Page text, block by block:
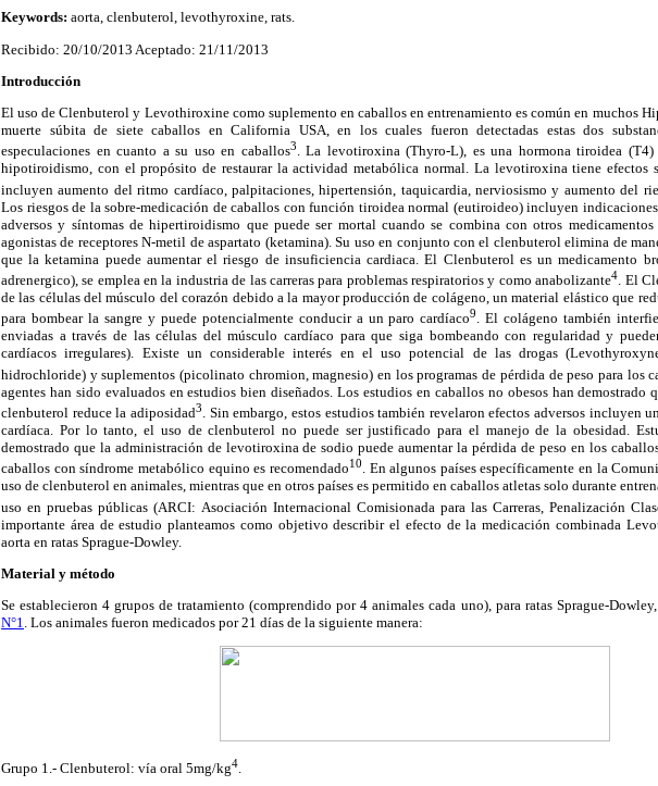
Keywords: aorta, clenbuterol, levothyroxine, rats.
Recibido: 20/10/2013 Aceptado: 21/11/2013
Introducción
El uso de Clenbuterol y Levothiroxine como suplemento en caballos en entrenamiento es común en muchos
muerte súbita de siete caballos en California USA, en los cuales fueron detectadas estas dos
especulaciones en cuanto a su uso en caballos3. La levotiroxina (Thyro-L), es una hormona tiroidea
hipotiroidismo, con el propósito de restaurar la actividad metabólica normal. La levotiroxina tiene efectos
incluyen aumento del ritmo cardíaco, palpitaciones, hipertensión, taquicardia, nerviosismo y aumento del
Los riesgos de la sobre-medicación de caballos con función tiroidea normal (eutiroideo) incluyen
adversos y síntomas de hipertiroidismo que puede ser mortal cuando se combina con otros
agonistas de receptores N-metil de aspartato (ketamina). Su uso en conjunto con el clenbuterol elimina de
que la ketamina puede aumentar el riesgo de insuficiencia cardiaca. El Clenbuterol es un medicamento
adrenergico), se emplea en la industria de las carreras para problemas respiratorios y como anabolizante4 . El
de las células del músculo del corazón debido a la mayor producción de colágeno, un material elástico que
para bombear la sangre y puede potencialmente conducir a un paro cardíaco9. El colágeno también
enviadas a través de las células del músculo cardíaco para que siga bombeando con regularidad y
cardíacos irregulares). Existe un considerable interés en el uso potencial de las drogas
hidrochloride) y suplementos (picolinato chromion, magnesio) en los programas de pérdida de peso para los
agentes han sido evaluados en estudios bien diseñados. Los estudios en caballos no obesos han demostrado
clenbuterol reduce la adiposidad3
. Sin embargo, estos estudios también revelaron efectos adversos incluyen
cardíaca. Por lo tanto, el uso de clenbuterol no puede ser justificado para el manejo de la obesidad.
demostrado que la administración de levotiroxina de sodio puede aumentar la pérdida de peso en los
caballos con síndrome metabólico equino es recomendado10. En algunos países específicamente en la
uso de clenbuterol en animales, mientras que en otros países es permitido en caballos atletas solo durante
uso en pruebas públicas (ARCI: Asociación Internacional Comisionada para las Carreras, Penalización
importante área de estudio planteamos como objetivo describir el efecto de la medicación combinada
aorta en ratas Sprague-Dowley.
Material y método
Se establecieron 4 grupos de tratamiento (comprendido por 4 animales cada uno), para ratas Sprague-
N°1 . Los animales fueron medicados por 21 días de la siguiente manera:
Grupo 1.- Clenbuterol: vía oral 5mg/kg4